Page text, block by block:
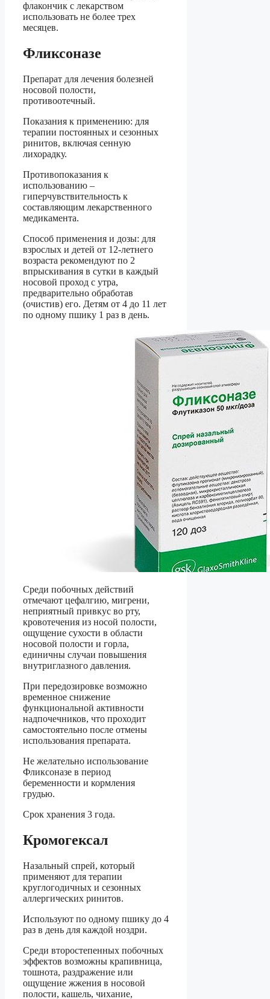
флакончик с лекарством
использовать не более трех
месяцев.
Фликсоназе
Препарат для лечения болезней
носовой полости,
противоотечный.
Показания к применению: для
терапии постоянных и сезонных
ринитов, включая сенную
лихорадку.
Противопоказания к
использованию –
гиперчувствительность к
составляющим лекарственного
медикамента.
Способ применения и дозы: для
взрослых и детей от 12-летнего
возраста рекомендуют по 2
впрыскивания в сутки в каждый
носовой проход с утра,
предварительно обработав
(очистив) его. Детям от 4 до 11 лет
по одному пшику 1 раз в день.
Среди побочных действий
отмечают цефалгию, мигрени,
неприятный привкус во рту,
кровотечения из носой полости,
ощущение сухости в области
носовой полости и горла,
единичны случаи повышения
внутриглазного давления.
При передозировке возможно
временное снижение
функциональной активности
надпочечников, что проходит
самостоятельно после отмены
использования препарата.
Не желательно использование
Фликсоназе в период
беременности и кормления
грудью.
Срок хранения 3 года.
Кромогексал
Назальный спрей, который
применяют для терапии
круглогодичных и сезонных
аллергических ринитов.
Используют по одному пшику до 4
раз в день для каждой ноздри.
Среди второстепенных побочных
эффектов возможны крапивница,
тошнота, раздражение или
ощущение жжения в носовой
полости, кашель, чихание,